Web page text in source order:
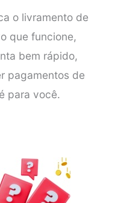
o livramento de
que funcione,
bem rápido,
pagamentos de
para você.